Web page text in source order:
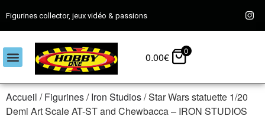
Figurines collector, jeux vidéo & passions
0.00€ 0
Accueil /Figurines/Iron Studios/ Star Wars statuette 1/20
Demi Art Scale AT-ST and Chewbacca – IRON STUDIOS